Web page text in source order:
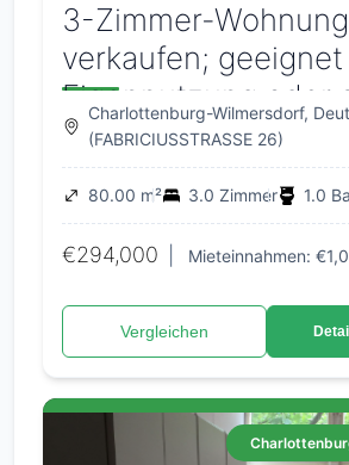
3-Zimmer-
verkaufen;
Eigennutzung oder
Kapitalanlage.
Charlottenburg-Wilmersdorf,
(FABRICIUSSTRASSE 26)
80.00 m² 3.0 Zimmer 1.0
€294,000 Mieteinnahmen:
Vergleichen